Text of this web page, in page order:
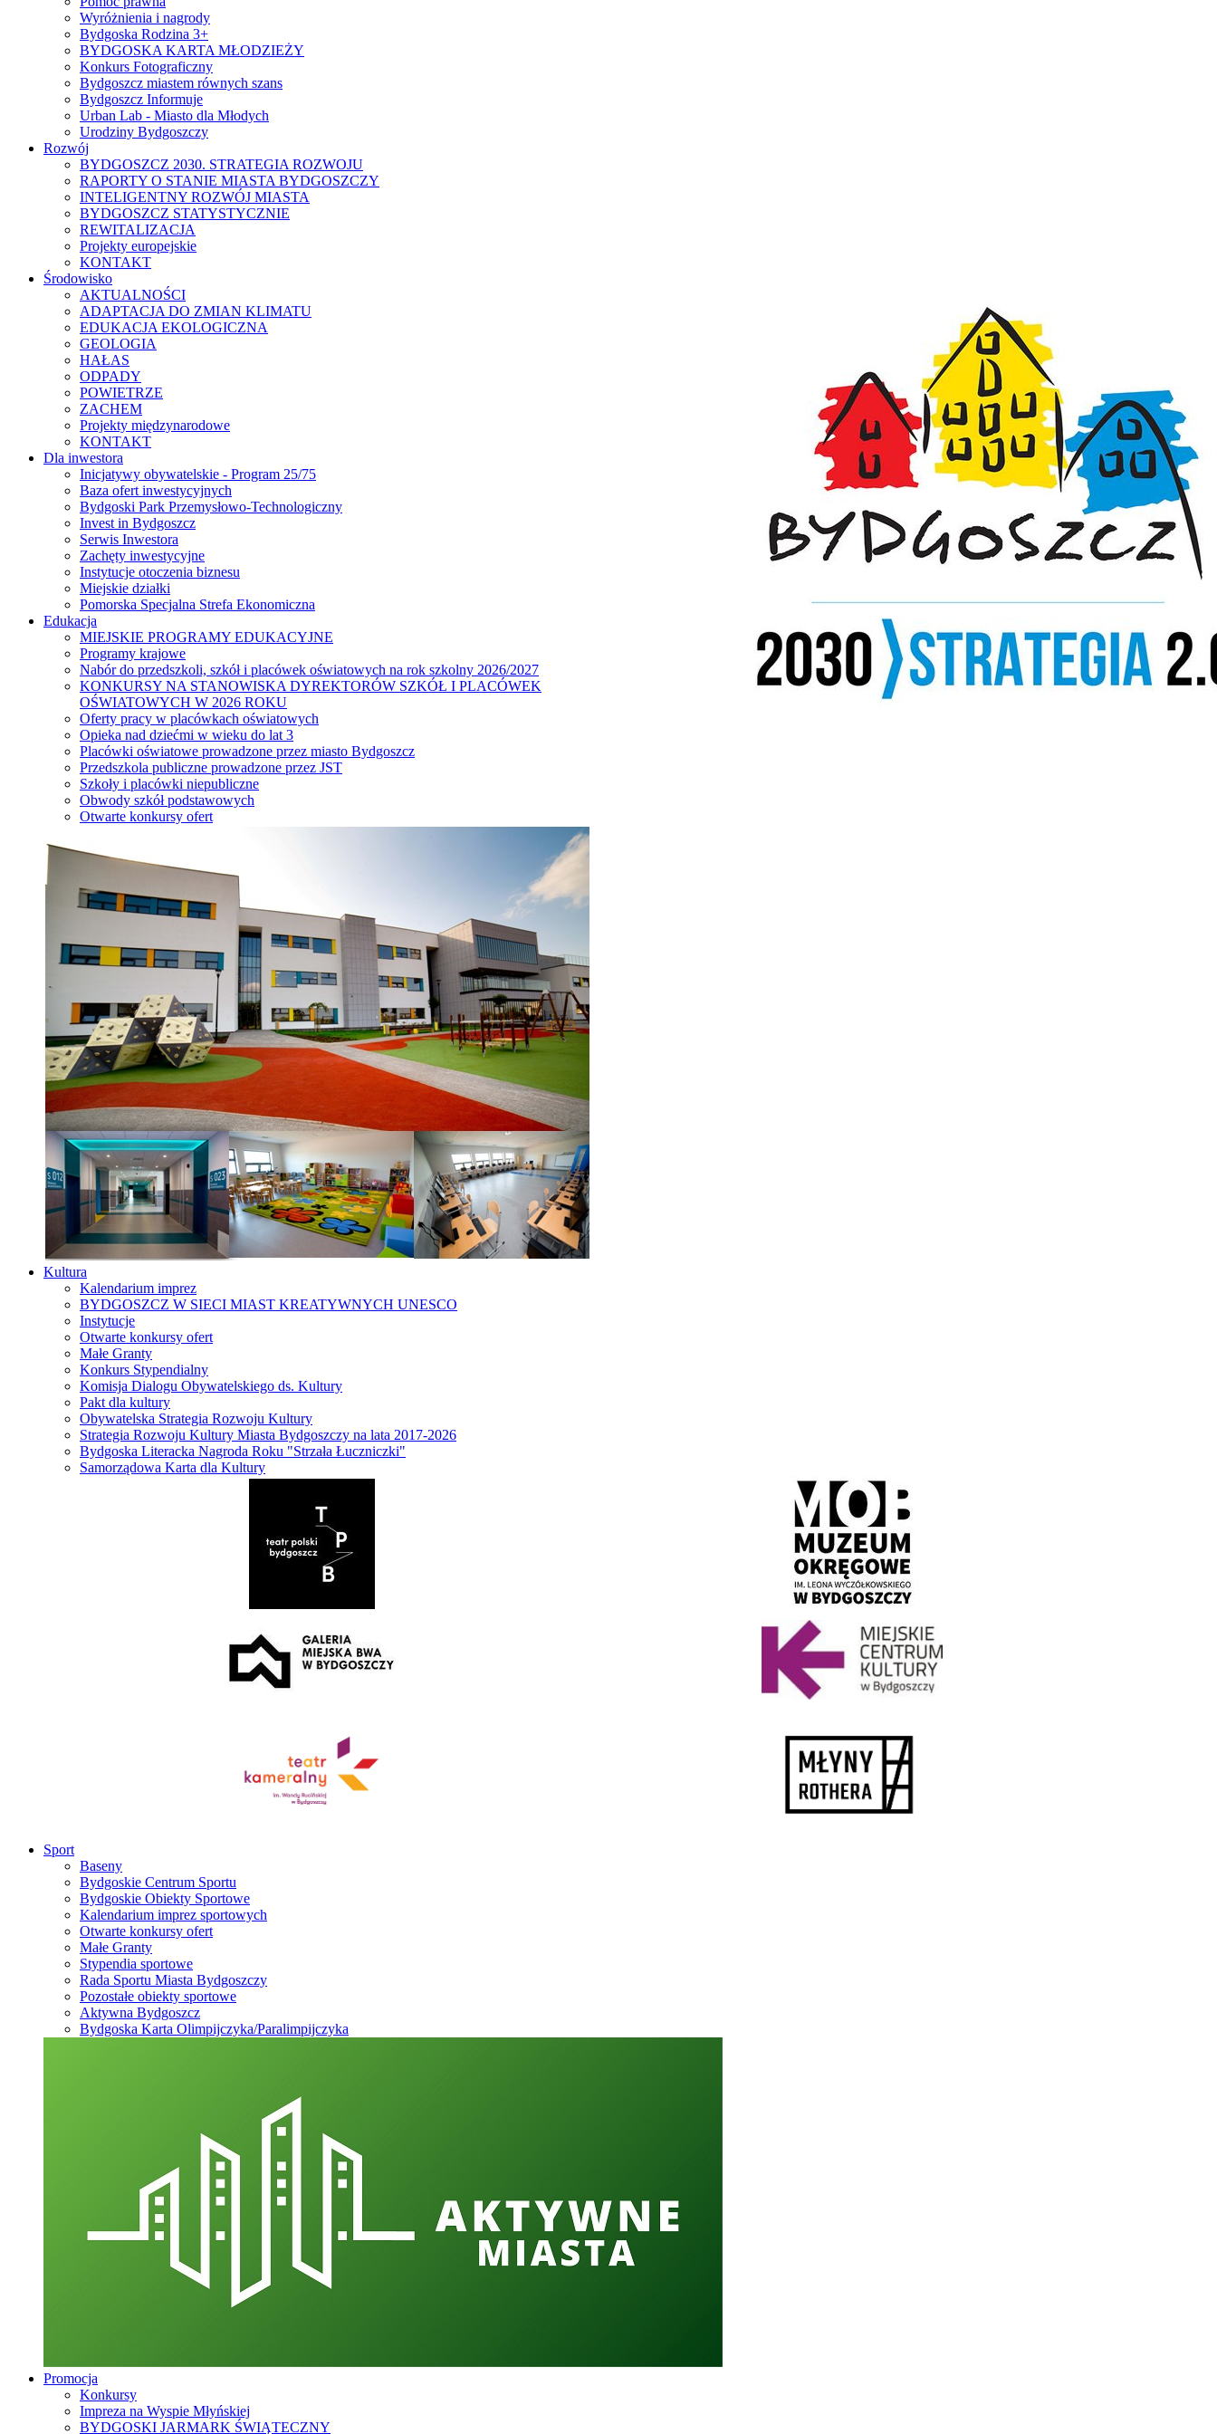
Wyróżnienia i nagrody
Bydgoska Rodzina 3+
BYDGOSKA KARTA MŁODZIEŻY
Konkurs Fotograficzny
Bydgoszcz miastem równych szans
Bydgoszcz Informuje
Urban Lab - Miasto dla Młodych
Urodziny Bydgoszczy
Rozwój
BYDGOSZCZ 2030. STRATEGIA ROZWOJU
RAPORTY O STANIE MIASTA BYDGOSZCZY
INTELIGENTNY ROZWÓJ MIASTA
BYDGOSZCZ STATYSTYCZNIE
REWITALIZACJA
Projekty europejskie
KONTAKT
Środowisko
AKTUALNOŚCI
ADAPTACJA DO ZMIAN KLIMATU
EDUKACJA EKOLOGICZNA
GEOLOGIA
HAŁAS
ODPADY
POWIETRZE
ZACHEM
Projekty międzynarodowe
KONTAKT
Dla inwestora
Inicjatywy obywatelskie - Program 25/75
Baza ofert inwestycyjnych
Bydgoski Park Przemysłowo-Technologiczny
Invest in Bydgoszcz
Serwis Inwestora
Zachęty inwestycyjne
Instytucje otoczenia biznesu
Miejskie działki
Pomorska Specjalna Strefa Ekonomiczna
Edukacja
MIEJSKIE PROGRAMY EDUKACYJNE
Programy krajowe
Nabór do przedszkoli, szkół i placówek oświatowych na rok szkolny 2026/2027
KONKURSY NA STANOWISKA DYREKTORÓW SZKÓŁ I PLACÓWEK
OŚWIATOWYCH W 2026 ROKU
Oferty pracy w placówkach oświatowych
Opieka nad dziećmi w wieku do lat 3
Placówki oświatowe prowadzone przez miasto Bydgoszcz
Przedszkola publiczne prowadzone przez JST
Szkoły i placówki niepubliczne
Obwody szkół podstawowych
Otwarte konkursy ofert
Kultura
Kalendarium imprez
BYDGOSZCZ W SIECI MIAST KREATYWNYCH UNESCO
Instytucje
Otwarte konkursy ofert
Małe Granty
Konkurs Stypendialny
Komisja Dialogu Obywatelskiego ds. Kultury
Pakt dla kultury
Obywatelska Strategia Rozwoju Kultury
Strategia Rozwoju Kultury Miasta Bydgoszczy na lata 2017-2026
Bydgoska Literacka Nagroda Roku "Strzała Łuczniczki"
Samorządowa Karta dla Kultury
Sport
Baseny
Bydgoskie Centrum Sportu
Bydgoskie Obiekty Sportowe
Kalendarium imprez sportowych
Otwarte konkursy ofert
Małe Granty
Stypendia sportowe
Rada Sportu Miasta Bydgoszczy
Pozostałe obiekty sportowe
Aktywna Bydgoszcz
Bydgoska Karta Olimpijczyka/Paralimpijczyka
Promocja
Konkursy
Impreza na Wyspie Młyńskiej
BYDGOSKI JARMARK ŚWIĄTECZNY